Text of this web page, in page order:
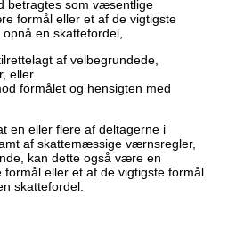
betragtes som væsentlige
formål eller et af de vigtigste
en skattefordel,
af velbegrundede,
eller
formålet og hensigten med
en eller flere af deltagerne i
af skattemæssige værnsregler,
kan dette også være en
eller et af de vigtigste formål
skattefordel.